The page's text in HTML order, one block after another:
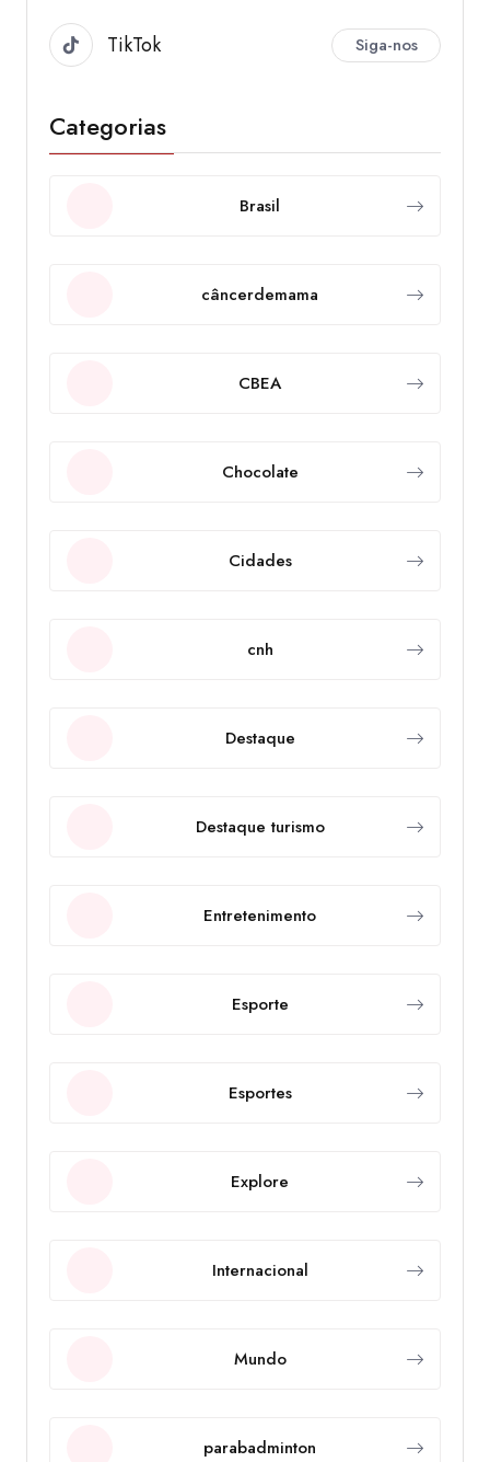
TikTok Siga-nos
Categorias
Brasil
câncerdemama
CBEA
Chocolate
Cidades
cnh
Destaque
Destaque turismo
Entretenimento
Esporte
Esportes
Explore
Internacional
Mundo
parabadminton